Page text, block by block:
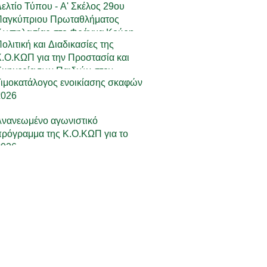
17/05/2026
Τύπου - Α' Σκέλος 29ου
Πρωταθλήματος
στο Φράγμα Κούρη
19/4/2026και Διαδικασίες της
για την Προστασία και
των Παιδιών στον
ενοικίασης σκαφών
αγωνιστικό
της Κ.Ο.ΚΩΠ για το